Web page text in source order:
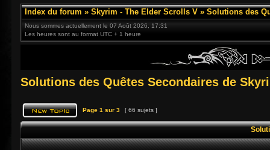
Index du forum » Skyrim - The Elder Scrolls V » Solutions des
Nous sommes actuellement le 07 Août 2026, 17:31
Les heures sont au format UTC + 1 heure
Solutions des Quêtes Secondaires de
Page 1 sur 3 [ 66 sujets ]